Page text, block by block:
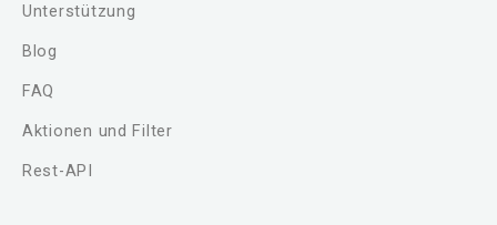
Unterstützung
Blog
FAQ
Aktionen und Filter
Rest-API